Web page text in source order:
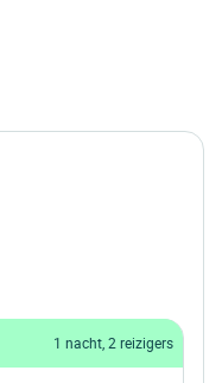
1 nacht, 2 reizigers